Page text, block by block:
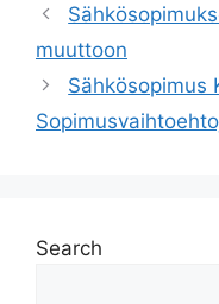
muuttoon
Sähkösopimus
Search